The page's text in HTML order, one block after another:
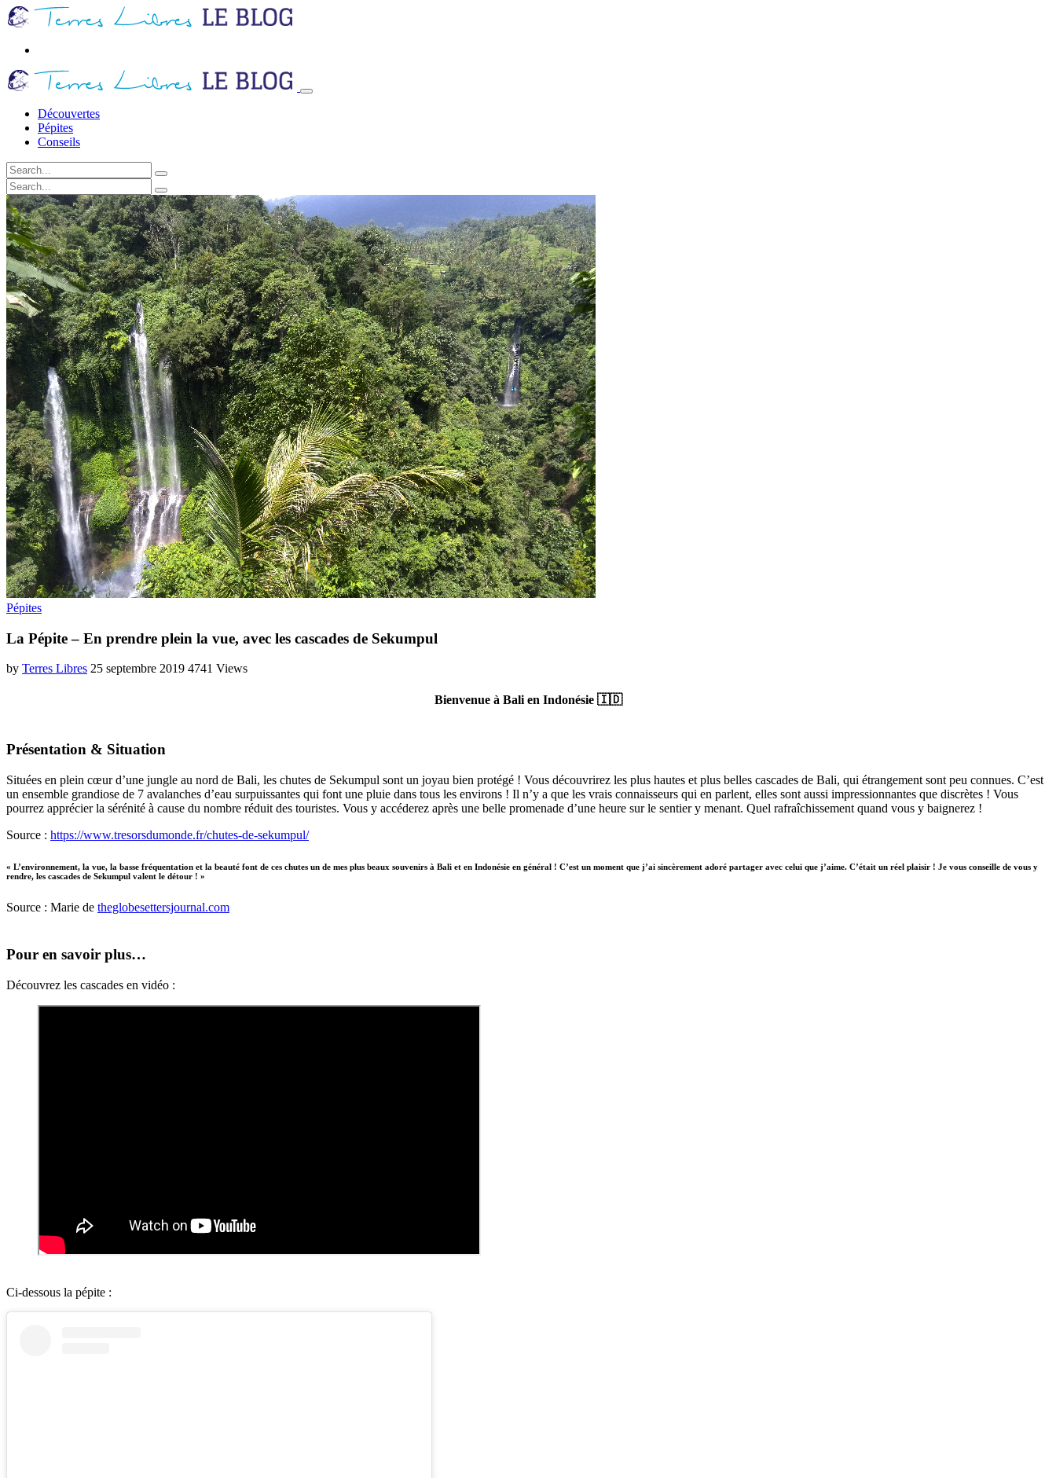
Découvertes
Pépites
Conseils
Pépites
La Pépite – En prendre plein la vue, avec les cascades de Sekumpul
by Terres Libres 25 septembre 2019 4741 Views
Bienvenue à Bali en Indonésie 🇮🇩
Présentation & Situation
Situées en plein cœur d’une jungle au nord de Bali, les chutes de Sekumpul sont un joyau bien protégé ! Vous découvrirez les plus hautes et plus belles cascades de Bali, qui étrangement sont peu connues. C’est
un ensemble grandiose de 7 avalanches d’eau surpuissantes qui font une pluie dans tous les environs ! Il n’y a que les vrais connaisseurs qui en parlent, elles sont aussi impressionnantes que discrètes ! Vous
pourrez apprécier la sérénité à cause du nombre réduit des touristes. Vous y accéderez après une belle promenade d’une heure sur le sentier y menant. Quel rafraîchissement quand vous y baignerez !
Source : https://www.tresorsdumonde.fr/chutes-de-sekumpul/
« L’environnement, la vue, la basse fréquentation et la beauté font de ces chutes un de mes plus beaux souvenirs à Bali et en Indonésie en général ! C’est un moment que j’ai sincèrement adoré partager avec celui que j’aime. C’était un réel plaisir ! Je vous conseille de vous y
rendre, les cascades de Sekumpul valent le détour ! »
Source : Marie de theglobesettersjournal.com
Pour en savoir plus…
Découvrez les cascades en vidéo :
Ci-dessous la pépite :